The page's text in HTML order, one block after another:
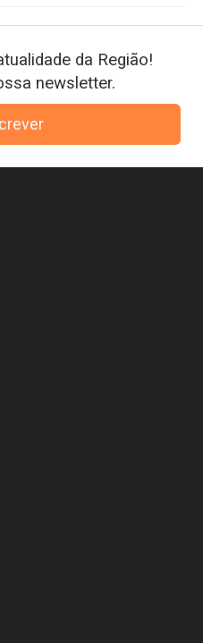
da Região!
newsletter.